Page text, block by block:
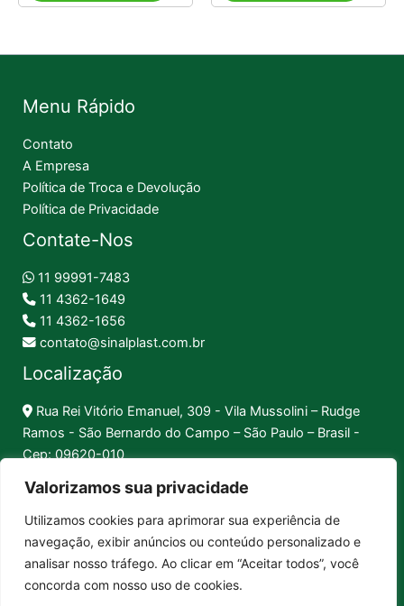
Valorizamos sua privacidade
Utilizamos cookies para aprimorar sua experiência de
navegação, exibir anúncios ou conteúdo personalizado e
analisar nosso tráfego. Ao clicar em “Aceitar todos”, você
concorda com nosso uso de cookies.
Menu Rápido
Contato
A Empresa
Política de Troca e Devolução
Política de Privacidade
Contate-Nos
11 99991-7483
11 4362-1649
11 4362-1656
contato@sinalplast.com.br
Localização
Rua Rei Vitório Emanuel, 309 - Vila Mussolini – Rudge
Ramos - São Bernardo do Campo – São Paulo – Brasil -
Cep: 09620-010
Pix │ Boleto │ Cartão